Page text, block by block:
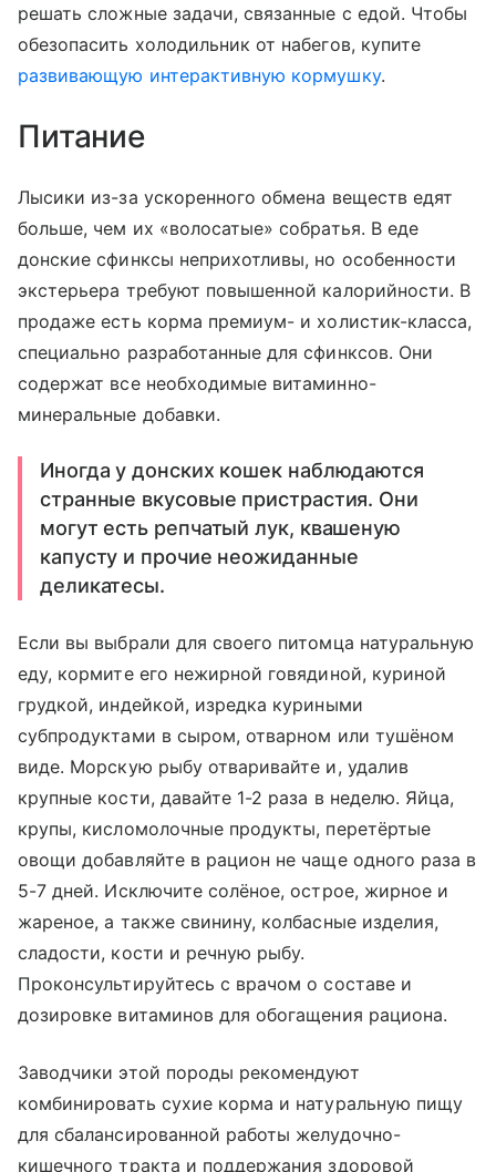
решать сложные задачи, связанные с едой. Чтобы
обезопасить холодильник от набегов, купите
развивающую интерактивную кормушку.
Питание
Лысики из-за ускоренного обмена веществ едят
больше, чем их «волосатые» собратья. В еде
донские сфинксы неприхотливы, но особенности
экстерьера требуют повышенной калорийности. В
продаже есть корма премиум- и холистик-класса,
специально разработанные для сфинксов. Они
содержат все необходимые витаминно-
минеральные добавки.
Иногда у донских кошек наблюдаются
странные вкусовые пристрастия. Они
могут есть репчатый лук, квашеную
капусту и прочие неожиданные
деликатесы.
Если вы выбрали для своего питомца натуральную
еду, кормите его нежирной говядиной, куриной
грудкой, индейкой, изредка куриными
субпродуктами в сыром, отварном или тушёном
виде. Морскую рыбу отваривайте и, удалив
крупные кости, давайте 1-2 раза в неделю. Яйца,
крупы, кисломолочные продукты, перетёртые
овощи добавляйте в рацион не чаще одного раза в
5-7 дней. Исключите солёное, острое, жирное и
жареное, а также свинину, колбасные изделия,
сладости, кости и речную рыбу.
Проконсультируйтесь с врачом о составе и
дозировке витаминов для обогащения рациона.
Заводчики этой породы рекомендуют
комбинировать сухие корма и натуральную пищу
для сбалансированной работы желудочно-
кишечного тракта и поддержания здоровой